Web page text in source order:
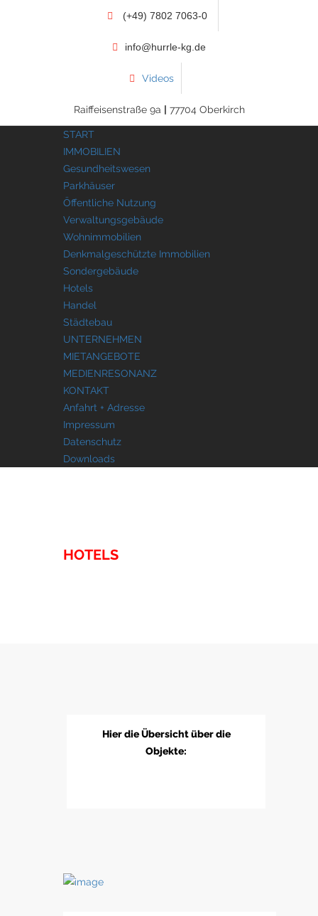
(+49) 7802 7063-0
info@hurrle-kg.de
Videos
Raiffeisenstraße 9a | 77704 Oberkirch
START
IMMOBILIEN
Gesundheitswesen
Parkhäuser
Öffentliche Nutzung
Verwaltungsgebäude
Wohnimmobilien
Denkmalgeschützte Immobilien
Sondergebäude
Hotels
Handel
Städtebau
UNTERNEHMEN
MIETANGEBOTE
MEDIENRESONANZ
KONTAKT
Anfahrt + Adresse
Impressum
Datenschutz
Downloads
HOTELS
Hier die Übersicht über die
Objekte: